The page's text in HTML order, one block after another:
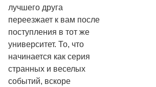
лучшего друга
переезжает к вам после
поступления в тот же
университет. То, что
начинается как серия
странных и веселых
событий, вскоре